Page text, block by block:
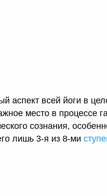
аспект всей йоги в
место в процессе
сознания,
лишь 3-я из 8-ми